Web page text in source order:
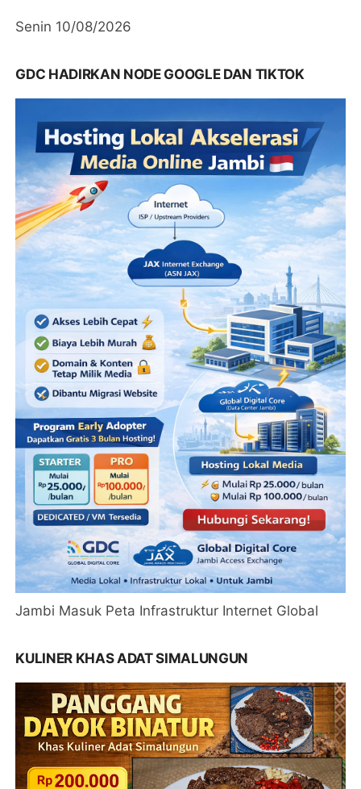
Senin 10/08/2026
GDC HADIRKAN NODE GOOGLE DAN TIKTOK
Jambi Masuk Peta Infrastruktur Internet Global
KULINER KHAS ADAT SIMALUNGUN